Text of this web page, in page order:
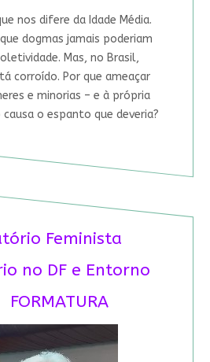
nos difere da Idade Média.
dogmas jamais poderiam
Mas, no Brasil,
corroído. Por que ameaçar
e minorias – e à própria
o espanto que deveria?
Feminista
no DF e Entorno